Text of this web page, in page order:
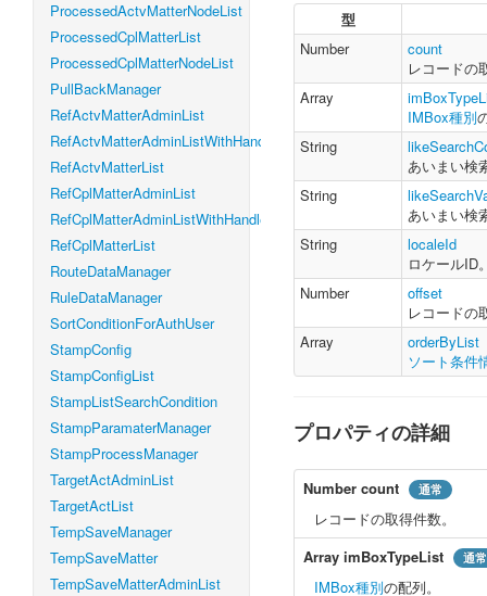
ProcessedActvMatterNodeList
ProcessedCplMatterList
ProcessedCplMatterNodeList
PullBackManager
RefActvMatterAdminList
RefActvMatterAdminListWithHandleLevel
RefActvMatterList
RefCplMatterAdminList
RefCplMatterAdminListWithHandleLevel
RefCplMatterList
RouteDataManager
RuleDataManager
SortConditionForAuthUser
StampConfig
StampConfigList
StampListSearchCondition
StampParamaterManager
StampProcessManager
TargetActAdminList
TargetActList
TempSaveManager
TempSaveMatter
TempSaveMatterAdminList
型
Number
count
レコードの
Array
IMBox種別
String
あいまい検
String
あいまい検
String
localeId
ロケールID
Number
offset
レコードの
Array
orderByList
ソート条件
プロパティの詳細
Number count 通常
レコードの取得件数。
Array imBoxTypeList 通常
IMBox種別の配列。